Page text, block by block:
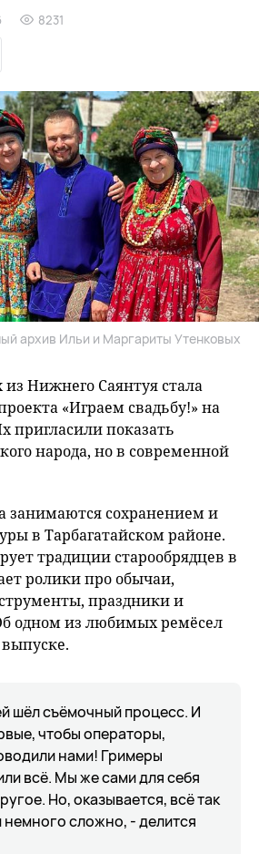
8231
архив Ильи и Маргариты Утенковых
Нижнего Саянтуя стала
«Играем свадьбу!» на
пригласили показать
народа, но в современной
занимаются сохранением и
в Тарбагатайском районе.
традиции старообрядцев в
ролики про обычаи,
праздники и
одном из любимых ремёсел
шёл съёмочный процесс. И
чтобы операторы,
нами! Гримеры
всё. Мы же сами для себя
Но, оказывается, всё так
немного сложно, - делится